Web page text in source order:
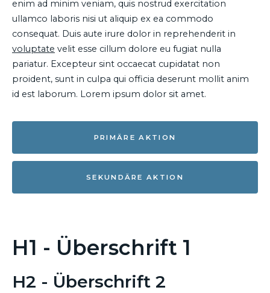
enim ad minim veniam, quis nostrud exercitation
ullamco laboris nisi ut aliquip ex ea commodo
consequat. Duis aute irure dolor in reprehenderit in
voluptate velit esse cillum dolore eu fugiat nulla
pariatur. Excepteur sint occaecat cupidatat non
proident, sunt in culpa qui officia deserunt mollit anim
id est laborum. Lorem ipsum dolor sit amet.
PRIMÄRE AKTION
SEKUNDÄRE AKTION
H1 - Überschrift 1
H2 - Überschrift 2